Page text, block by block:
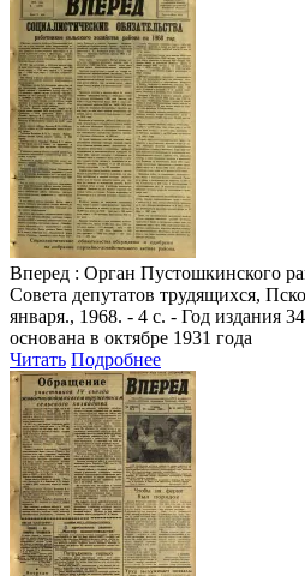
Вперед : Орган Пустошкинского
Совета депутатов трудящихся,
января., 1968. - 4 с. - Год издания
основана в октябре 1931 года
Читать Подробнее